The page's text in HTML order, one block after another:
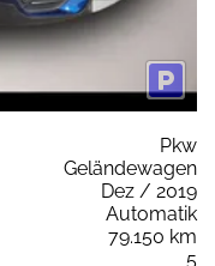
Pkw
Geländewagen
Dez / 2019
Automatik
79.150 km
5